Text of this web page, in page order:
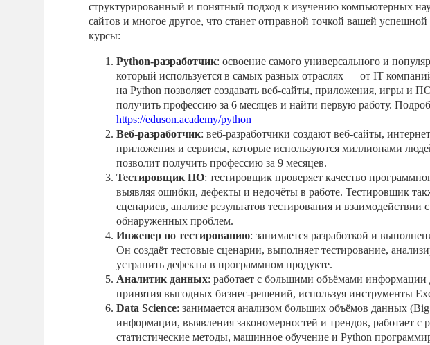
структурированный и понятный подход к изучению компьютерных
сайтов и многое другое, что станет отправной точкой вашей успешной
курсы:
Python-разработчик: освоение самого универсального и
который используется в самых разных отраслях — от IT
на Python позволяет создавать веб-сайты, приложения, игры и
получить профессию за 6 месяцев и найти первую работу.
https://eduson.academy/python
Веб-разработчик: веб-разработчики создают веб-сайты,
приложения и сервисы, которые используются миллионами
позволит получить профессию за 9 месяцев.
Тестировщик ПО: тестировщик проверяет качество
выявляя ошибки, дефекты и недочёты в работе. Тестировщик
сценариев, анализе результатов тестирования и взаимодействии
обнаруженных проблем.
Инженер по тестированию: занимается разработкой и
Он создаёт тестовые сценарии, выполняет тестирование,
устранить дефекты в программном продукте.
Аналитик данных: работает с большими объёмами
принятия выгодных бизнес-решений, используя инструменты
Data Science: занимается анализом больших объёмов данных
информации, выявления закономерностей и трендов, работает
статистические методы, машинное обучение и Python